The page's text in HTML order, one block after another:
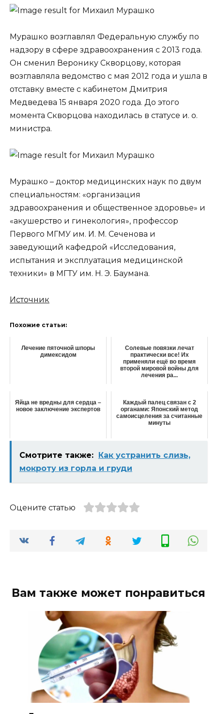
Мурашко возглавлял Федеральную службу по
надзору в сфере здравоохранения с 2013 года.
Он сменил Веронику Скворцову, которая
возглавляла ведомство с мая 2012 года и ушла в
отставку вместе с кабинетом Дмитрия
Медведева 15 января 2020 года. До этого
момента Скворцова находилась в статусе и. о.
министра.
Мурашко – доктор медицинских наук по двум
специальностям: «организация
здравоохранения и общественное здоровье» и
«акушерство и гинекология», профессор
Первого МГМУ им. И. М. Сеченова и
заведующий кафедрой «Исследования,
испытания и эксплуатация медицинской
техники» в МГТУ им. Н. Э. Баумана.
Источник
Похожие статьи:
Лечение пяточной шпоры
димексидом
Солевые повязки лечат
практически все! Их
применяли ещё во время
второй мировой войны для
лечения ра...
Яйца не вредны для сердца –
новое заключение экспертов
Каждый палец связан с 2
органами: Японский метод
самоисцеления за считанные
минуты
Смотрите также: Как устранить слизь,
мокроту из горла и груди
Оцените статью
Вам также может понравиться